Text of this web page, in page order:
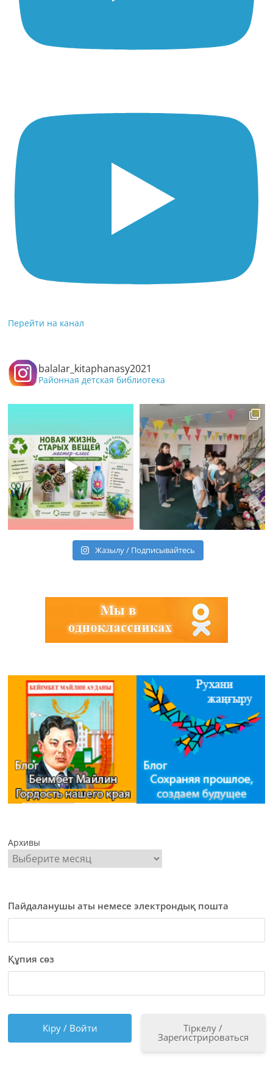
Перейти на канал
balalar_kitaphanasy2021
Районная детская библиотека
Жазылу / Подписывайтесь
Архивы
Пайдаланушы аты немесе электрондық пошта
Құпия сөз
Тіркелу /
Зарегистрироваться